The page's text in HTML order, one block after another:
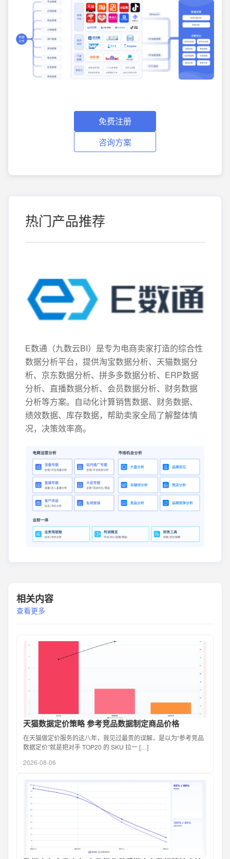
免费注册
咨询方案
热门产品推荐
E数通（九数云BI）是专为电商卖家打造的综合性
数据分析平台，提供淘宝数据分析、天猫数据分
析、京东数据分析、拼多多数据分析、ERP数据
分析、直播数据分析、会员数据分析、财务数据
分析等方案。自动化计算销售数据、财务数据、
绩效数据、库存数据，帮助卖家全局了解整体情
况，决策效率高。
相关内容
查看更多
天猫数据定价策略 参考竞品数据制定商品价格
在天猫做定价服务的这八年，我见过最贵的误解，是以为“参考竞品
数据定价”就是把对手 TOP20 的 SKU 拉一 […]
2026-08-06